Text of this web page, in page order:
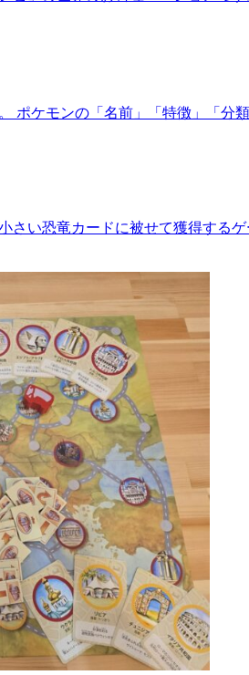
ポケモンの「名前」「特徴」「
さい恐竜カードに被せて獲得する